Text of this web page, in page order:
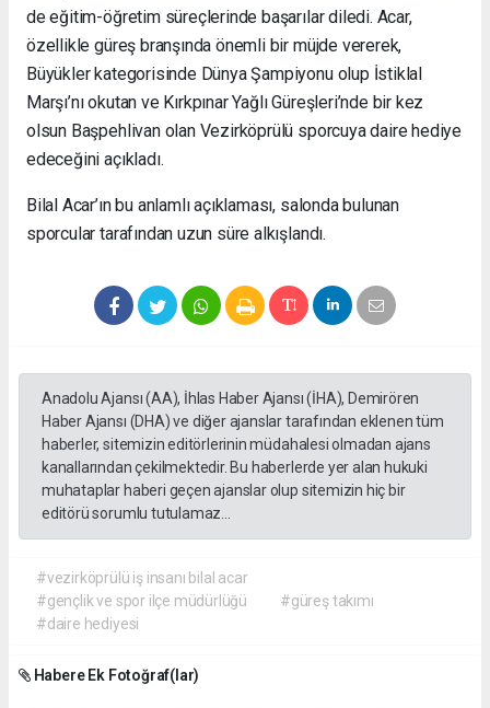
de eğitim-öğretim süreçlerinde başarılar diledi. Acar,
özellikle güreş branşında önemli bir müjde vererek,
Büyükler kategorisinde Dünya Şampiyonu olup İstiklal
Marşı’nı okutan ve Kırkpınar Yağlı Güreşleri’nde bir kez
olsun Başpehlivan olan Vezirköprülü sporcuya daire hediye
edeceğini açıkladı.
Bilal Acar’ın bu anlamlı açıklaması, salonda bulunan
sporcular tarafından uzun süre alkışlandı.
Anadolu Ajansı (AA), İhlas Haber Ajansı (İHA), Demirören
Haber Ajansı (DHA) ve diğer ajanslar tarafından eklenen tüm
haberler, sitemizin editörlerinin müdahalesi olmadan ajans
kanallarından çekilmektedir. Bu haberlerde yer alan hukuki
muhataplar haberi geçen ajanslar olup sitemizin hiç bir
editörü sorumlu tutulamaz...
#vezirköprülü iş insanı bilal acar
#gençlik ve spor ilçe müdürlüğü
#güreş takımı
#daire hediyesi
Habere Ek Fotoğraf(lar)